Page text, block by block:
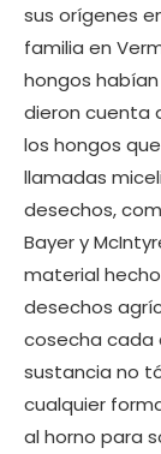
sus orígenes
familia en
hongos
dieron cuenta
los hongos
llamadas
desechos,
Bayer y
material
desechos
cosecha cada
sustancia no
cualquier
al horno para